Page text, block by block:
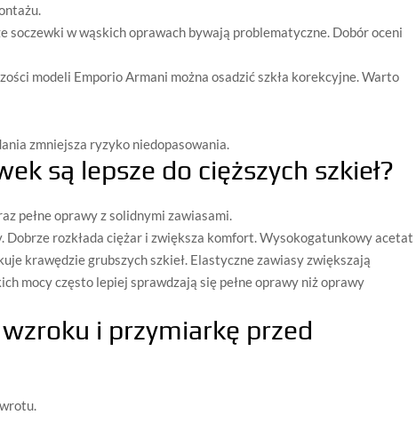
soczewki w wąskich oprawach bywają problematyczne. Dobór oceni
modeli Emporio Armani można osadzić szkła korekcyjne. Warto
zmniejsza ryzyko niedopasowania.
są lepsze do cięższych szkieł?
pełne oprawy z solidnymi zawiasami.
rozkłada ciężar i zwiększa komfort. Wysokogatunkowy acetat
krawędzie grubszych szkieł. Elastyczne zawiasy zwiększają
mocy często lepiej sprawdzają się pełne oprawy niż oprawy
i przymiarkę przed